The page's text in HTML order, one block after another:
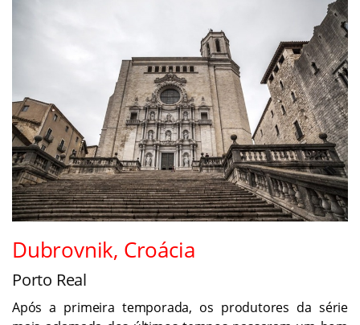
Dubrovnik, Croácia
Porto Real
Após a primeira temporada, os produtores da série